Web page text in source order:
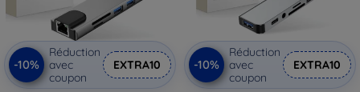
-10%
Réduction
avec
coupon
EXTRA10 -10%
Réduction
avec
coupon
EXTRA10